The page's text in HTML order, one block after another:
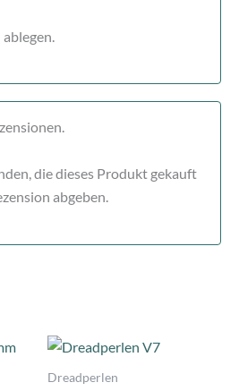
die dieses Produkt gekauft
abgeben.
Dreadperlen